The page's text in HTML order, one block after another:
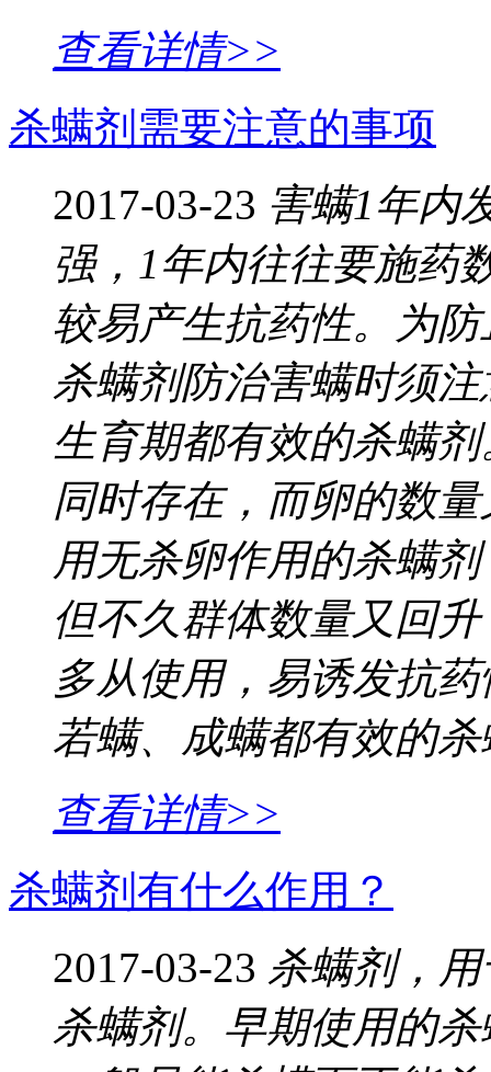
查看详情>>
杀螨剂需要注意的事项
2017-03-23 害螨1年内
强，1年内往往要施药
较易产生抗药性。为
杀螨剂防治害螨时须
生育期都有效的杀螨
同时存在，而卵的数
用无杀卵作用的杀螨
但不久群体数量又回
多从使用，易诱发抗
若螨、成螨都有效的
查看详情>>
杀螨剂有什么作用？
2017-03-23 杀螨剂，
杀螨剂。早期使用的